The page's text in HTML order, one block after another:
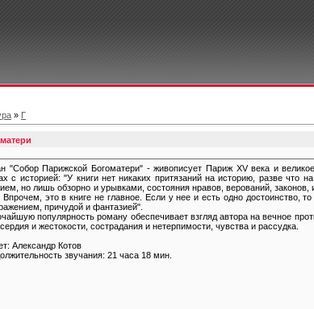
» Г
"Собор Парижской Богоматери" - живописует Париж XV века и
с историей: "У книги нет никаких притязаний на историю, разве что
но лишь обзорно и урывками, состояния нравов, верований, законов,
Впрочем, это в книге не главное. Если у нее и есть одно достоинство,
причудой и фантазией".
популярность роману обеспечивает взгляд автора на вечное
и жестокости, сострадания и нетерпимости, чувства и рассудка.
Александр Котов
звучания: 21 часа 18 мин.